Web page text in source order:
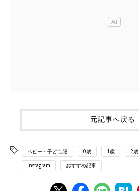
元記事へ戻る
ベビー・子ども服 0歳 1歳 2歳
Instagram おすすめ記事